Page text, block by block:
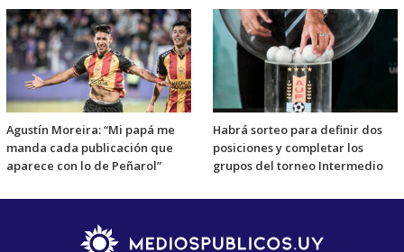
Agustín Moreira: “Mi papá me
manda cada publicación que
aparece con lo de Peñarol”
Habrá sorteo para definir dos
posiciones y completar los
grupos del torneo Intermedio